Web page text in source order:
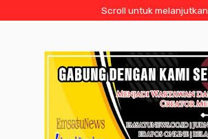
Scroll untuk melanjutkan